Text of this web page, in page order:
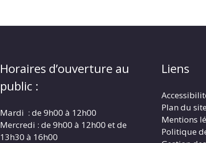
Horaires d’ouverture au
public :
Mardi : de 9h00 à 12h00
Mercredi : de 9h00 à 12h00 et de
13h30 à 16h00
Liens
Plan du site
Mentions
Politique